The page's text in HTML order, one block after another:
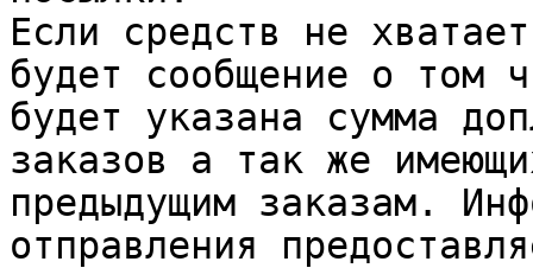
Если средств не
будет сообщение о том
будет указана сумма
заказов а так же
предыдущим заказам.
отправления